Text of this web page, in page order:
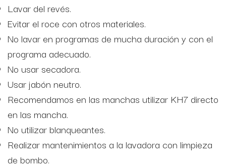
Lavar del revés.
Evitar el roce con otros materiales.
No lavar en programas de mucha duración y con el
programa adecuado.
No usar secadora.
Usar jabón neutro.
Recomendamos en las manchas utilizar KH7 directo
en las mancha.
No utilizar blanqueantes.
Realizar mantenimientos a la lavadora con limpieza
de bombo.